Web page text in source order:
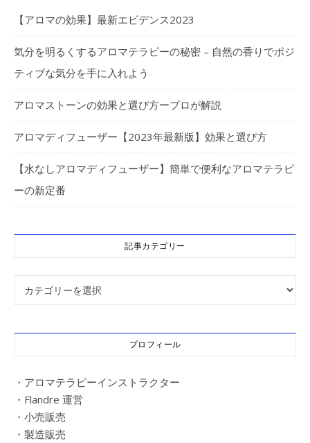
【アロマの効果】最新エビデンス2023
気分を明るくするアロマテラピーの秘密 – 自然の香りでポジ
ティブな気分を手に入れよう
アロマストーンの効果と選び方ープロが解説
アロマディフューザー【2023年最新版】効果と選び方
【水なしアロマディフューザー】簡単で便利なアロマテラピ
ーの新定番
記事カテゴリー
記事カテゴリー
プロフィール
・アロマテラピーインストラクター
・Flandre 運営
・小売販売
・製造販売